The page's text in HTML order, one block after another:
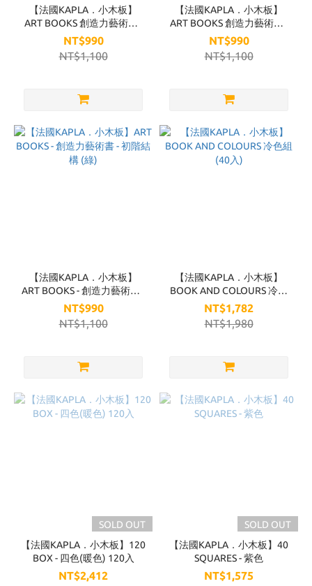
【法國KAPLA．小木板】
ART BOOKS 創造力藝術書 -
高階建築 (9Y+) 藍
NT$990
NT$1,100
【法國KAPLA．小木板】
ART BOOKS 創造力藝術書 -
中階建築 (6Y+) 紅
NT$990
NT$1,100
【法國KAPLA．小木板】
ART BOOKS - 創造力藝術書 -
初階結構 (綠)
NT$990
NT$1,100
【法國KAPLA．小木板】
BOOK AND COLOURS 冷色
組 (40入)
NT$1,782
NT$1,980
SOLD OUT
【法國KAPLA．小木板】120
BOX - 四色(暖色) 120入
NT$2,412
SOLD OUT
【法國KAPLA．小木板】40
SQUARES - 紫色
NT$1,575